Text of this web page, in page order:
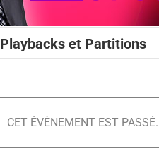
Playbacks et Partitions
CET ÉVÈNEMENT EST PASSÉ.